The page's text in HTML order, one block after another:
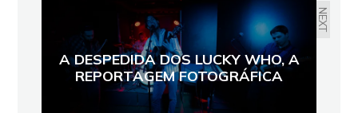
NEXT
A DESPEDIDA DOS LUCKY WHO, A
REPORTAGEM FOTOGRÁFICA